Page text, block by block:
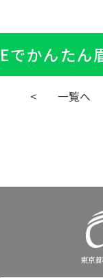
でかんたん
< 一覧へ
東京